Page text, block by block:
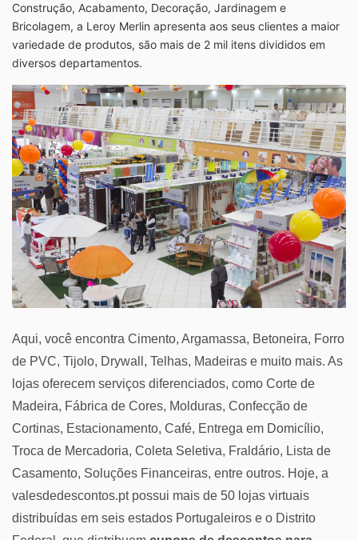
Construção, Acabamento, Decoração, Jardinagem e
Bricolagem, a Leroy Merlin apresenta aos seus clientes a maior
variedade de produtos, são mais de 2 mil itens divididos em
diversos departamentos.
Aqui, você encontra Cimento, Argamassa, Betoneira, Forro
de PVC, Tijolo, Drywall, Telhas, Madeiras e muito mais. As
lojas oferecem serviços diferenciados, como Corte de
Madeira, Fábrica de Cores, Molduras, Confecção de
Cortinas, Estacionamento, Café, Entrega em Domicílio,
Troca de Mercadoria, Coleta Seletiva, Fraldário, Lista de
Casamento, Soluções Financeiras, entre outros. Hoje, a
valesdedescontos.pt possui mais de 50 lojas virtuais
distribuídas em seis estados Portugaleiros e o Distrito